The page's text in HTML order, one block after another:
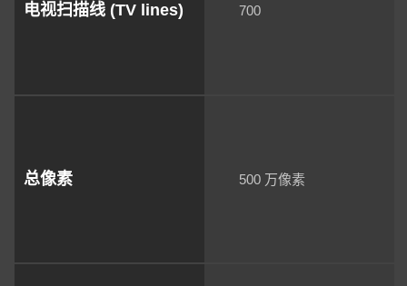
电视扫描线 (TV lines) 700
总像素 500 万像素